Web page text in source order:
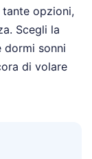
opzioni,
Scegli la
dormi sonni
di volare